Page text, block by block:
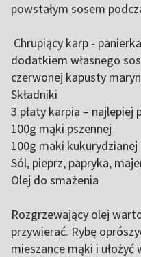
powstałym sosem
Chrupiący karp -
dodatkiem własnego
czerwonej kapusty
Składniki
3 płaty karpia – najlepiej
100g mąki pszennej
100g maki kukurydzianej
Sól, pieprz, papryka,
Olej do smażenia
Rozgrzewający olej
przywierać. Rybę
mieszance mąki i